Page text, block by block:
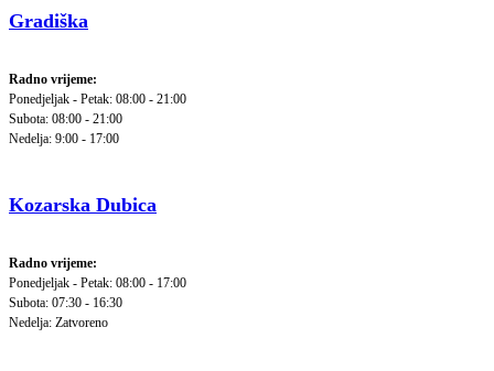
Gradiška
Radno vrijeme:
Ponedjeljak - Petak: 08:00 - 21:00
Subota: 08:00 - 21:00
Nedelja: 9:00 - 17:00
Kozarska Dubica
Radno vrijeme:
Ponedjeljak - Petak: 08:00 - 17:00
Subota: 07:30 - 16:30
Nedelja: Zatvoreno